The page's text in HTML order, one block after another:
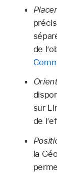
de
sur
de
la